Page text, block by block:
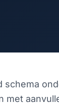
schema
met